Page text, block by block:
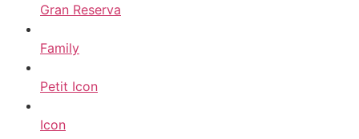
Gran Reserva
Family
Petit Icon
Icon